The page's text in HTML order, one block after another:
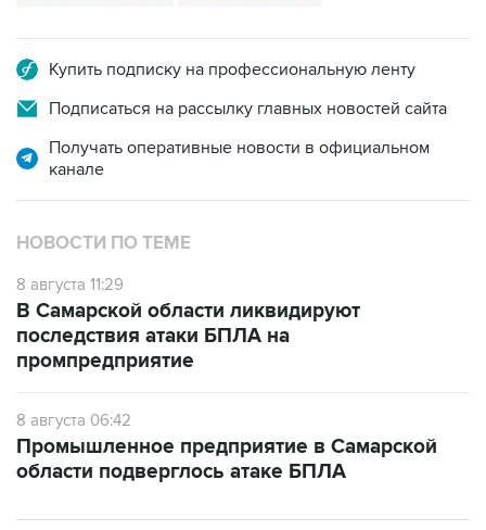
Купить подписку на профессиональную ленту
Подписаться на рассылку главных новостей сайта
Получать оперативные новости в официальном
канале
НОВОСТИ ПО ТЕМЕ
8 августа 11:29
В Самарской области ликвидируют
последствия атаки БПЛА на
промпредприятие
8 августа 06:42
Промышленное предприятие в Самарской
области подверглось атаке БПЛА